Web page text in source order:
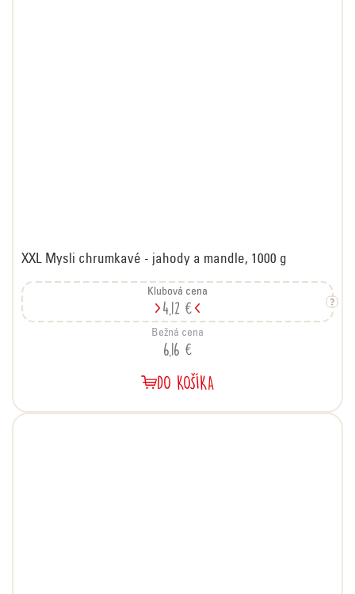
XXL Mysli chrumkavé - jahody a mandle, 1000 g
Klubová cena
4,12 €
Bežná cena
6,16 €
DO KOŠÍKA